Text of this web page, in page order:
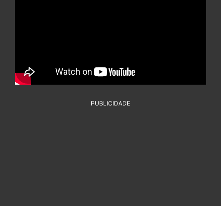
PUBLICIDADE